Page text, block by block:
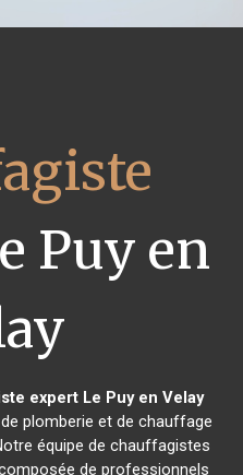
Puy en
expert Le Puy en Velay
plomberie et de chauffage
équipe de chauffagistes
de professionnels